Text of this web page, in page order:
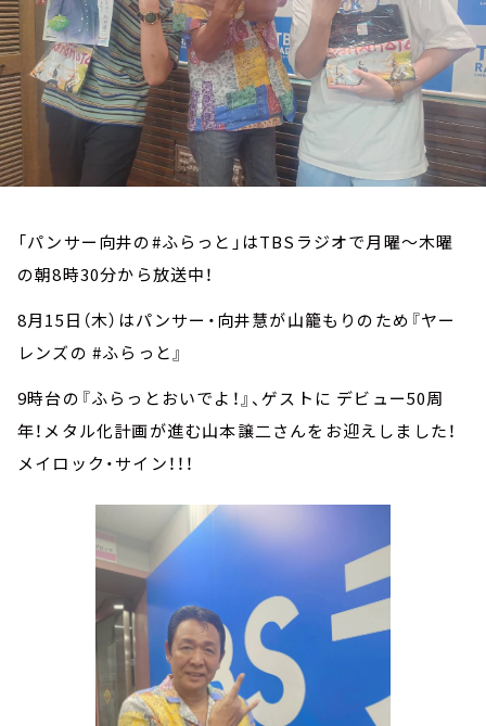
「パンサー向井の#ふらっと」はTBSラジオで月曜～木曜
の朝8時30分から放送中！
8月15日（木）はパンサー・向井慧が山籠もりのため『ヤー
レンズの #ふらっと』
9時台の『ふらっとおいでよ！』、ゲストに デビュー50周
年！メタル化計画が進む山本譲二さんをお迎えしました！
メイロック・サイン！！！